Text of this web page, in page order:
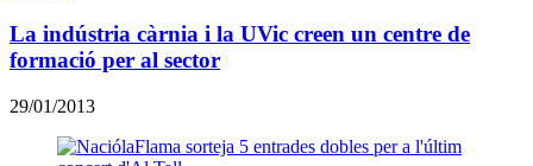
La indústria càrnia i la UVic creen un centre de
formació per al sector
29/01/2013